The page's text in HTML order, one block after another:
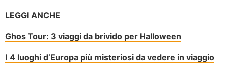
LEGGI ANCHE
Ghos Tour: 3 viaggi da brivido per Halloween
I 4 luoghi d’Europa più misteriosi da vedere in viaggio